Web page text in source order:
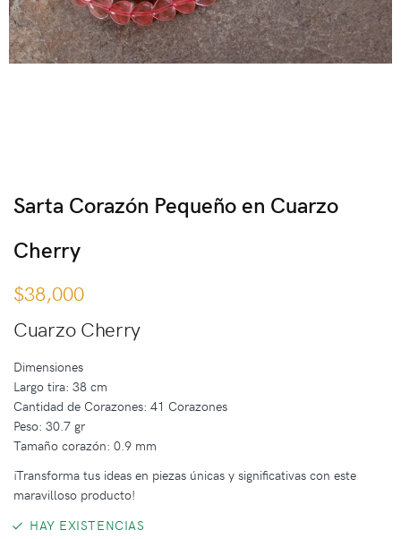
Sarta Corazón Pequeño en Cuarzo
Cherry
$38,000
Cuarzo Cherry
Dimensiones
Largo tira: 38 cm
Cantidad de Corazones: 41 Corazones
Peso: 30.7 gr
Tamaño corazón: 0.9 mm
¡Transforma tus ideas en piezas únicas y significativas con este
maravilloso producto!
HAY EXISTENCIAS